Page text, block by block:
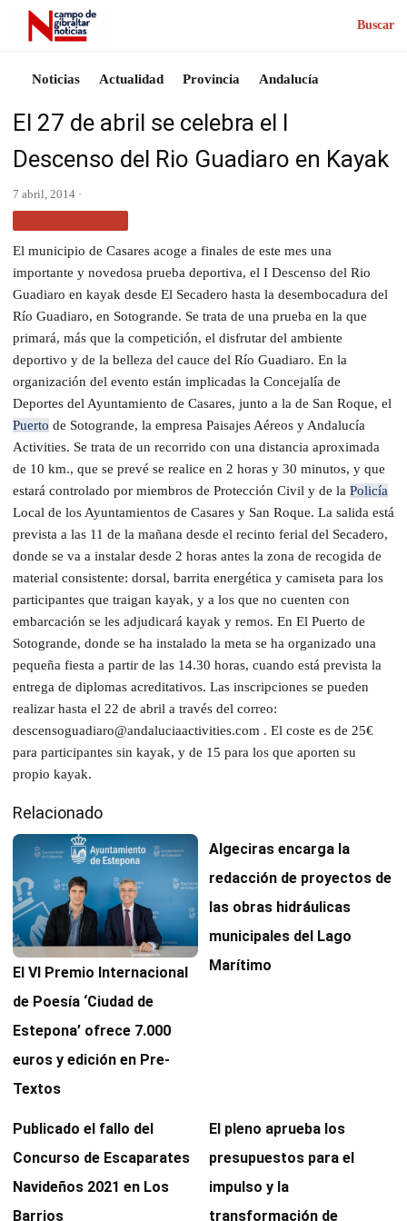
Buscar
Noticias Actualidad Provincia Andalucía
El 27 de abril se celebra el I
Descenso del Rio Guadiaro en Kayak
7 abril, 2014 ·
El municipio de Casares acoge a finales de este mes una
importante y novedosa prueba deportiva, el I Descenso del Rio
Guadiaro en kayak desde El Secadero hasta la desembocadura del
Río Guadiaro, en Sotogrande. Se trata de una prueba en la que
primará, más que la competición, el disfrutar del ambiente
deportivo y de la belleza del cauce del Río Guadiaro. En la
organización del evento están implicadas la Concejalía de
Deportes del Ayuntamiento de Casares, junto a la de San Roque, el
Puerto de Sotogrande, la empresa Paisajes Aéreos y Andalucía
Activities. Se trata de un recorrido con una distancia aproximada
de 10 km., que se prevé se realice en 2 horas y 30 minutos, y que
estará controlado por miembros de Protección Civil y de la Policía
Local de los Ayuntamientos de Casares y San Roque. La salida está
prevista a las 11 de la mañana desde el recinto ferial del Secadero,
donde se va a instalar desde 2 horas antes la zona de recogida de
material consistente: dorsal, barrita energética y camiseta para los
participantes que traigan kayak, y a los que no cuenten con
embarcación se les adjudicará kayak y remos. En El Puerto de
Sotogrande, donde se ha instalado la meta se ha organizado una
pequeña fiesta a partir de las 14.30 horas, cuando está prevista la
entrega de diplomas acreditativos. Las inscripciones se pueden
realizar hasta el 22 de abril a través del correo:
descensoguadiaro@andaluciaactivities.com . El coste es de 25€
para participantes sin kayak, y de 15 para los que aporten su
propio kayak.
Relacionado
El VI Premio Internacional
de Poesía ‘Ciudad de
Estepona’ ofrece 7.000
euros y edición en Pre-
Textos
Algeciras encarga la
redacción de proyectos de
las obras hidráulicas
municipales del Lago
Marítimo
Publicado el fallo del
Concurso de Escaparates
Navideños 2021 en Los
Barrios
El pleno aprueba los
presupuestos para el
impulso y la
transformación de